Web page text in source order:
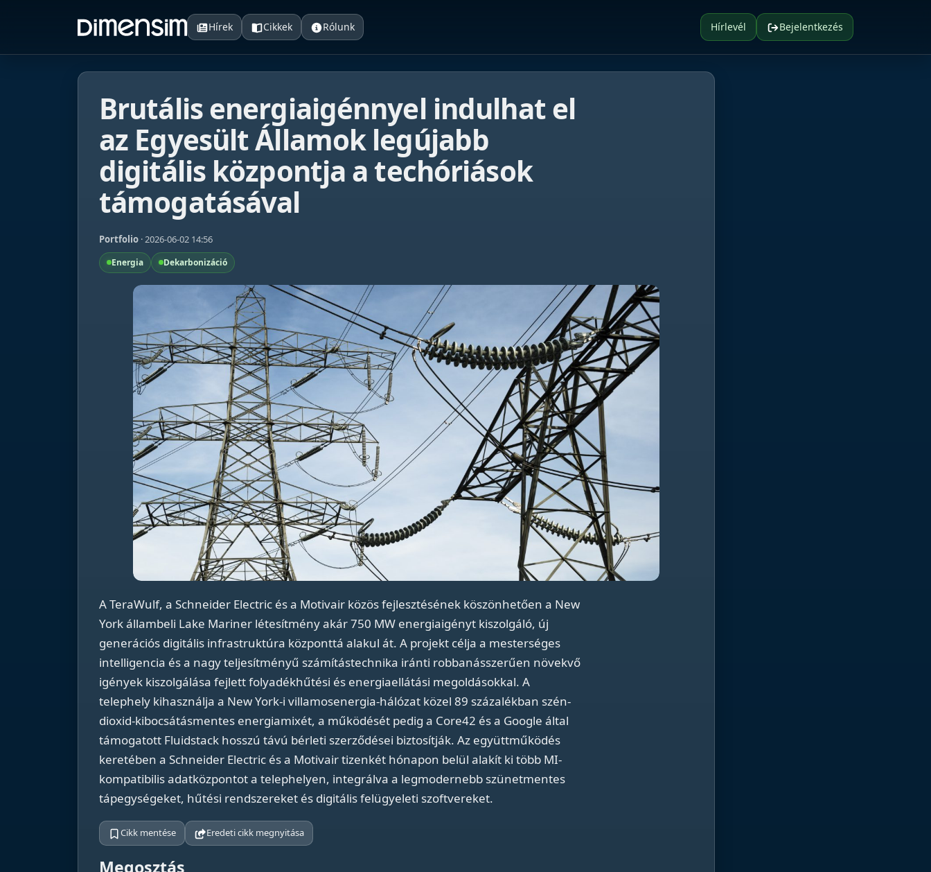
Hírlevél Bejelentkezés
Hírek Cikkek Rólunk
Brutális energiaigénnyel indulhat el
az Egyesült Államok legújabb
digitális központja a techóriások
támogatásával
Portfolio · 2026-06-02 14:56
Energia Dekarbonizáció
A TeraWulf, a Schneider Electric és a Motivair közös fejlesztésének köszönhetően a New
York állambeli Lake Mariner létesítmény akár 750 MW energiaigényt kiszolgáló, új
generációs digitális infrastruktúra központtá alakul át. A projekt célja a mesterséges
intelligencia és a nagy teljesítményű számítástechnika iránti robbanásszerűen növekvő
igények kiszolgálása fejlett folyadékhűtési és energiaellátási megoldásokkal. A
telephely kihasználja a New York-i villamosenergia-hálózat közel 89 százalékban szén-
dioxid-kibocsátásmentes energiamixét, a működését pedig a Core42 és a Google által
támogatott Fluidstack hosszú távú bérleti szerződései biztosítják. Az együttműködés
keretében a Schneider Electric és a Motivair tizenkét hónapon belül alakít ki több MI-
kompatibilis adatközpontot a telephelyen, integrálva a legmodernebb szünetmentes
tápegységeket, hűtési rendszereket és digitális felügyeleti szoftvereket.
Cikk mentése Eredeti cikk megnyitása
Megosztás